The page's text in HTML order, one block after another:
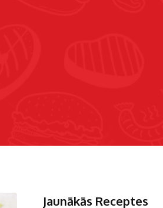
Jaunākās Receptes